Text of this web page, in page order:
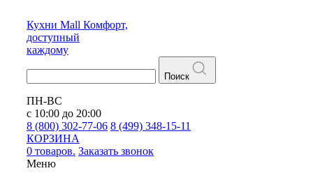
Кухни Mall Комфорт,
доступный
каждому
Поиск
ПН-ВС
с 10:00 до 20:00
8 (800) 302-77-06 8 (499) 348-15-11
КОРЗИНА
0 товаров. Заказать звонок
Меню